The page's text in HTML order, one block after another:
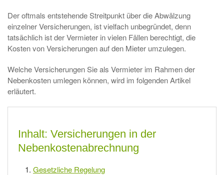
Der oftmals entstehende Streitpunkt über die Abwälzung
einzelner Versicherungen, ist vielfach unbegründet, denn
tatsächlich ist der Vermieter in vielen Fällen berechtigt, die
Kosten von Versicherungen auf den Mieter umzulegen.
Welche Versicherungen Sie als Vermieter im Rahmen der
Nebenkosten umlegen können, wird im folgenden Artikel
erläutert.
Inhalt: Versicherungen in der
Nebenkostenabrechnung
Gesetzliche Regelung